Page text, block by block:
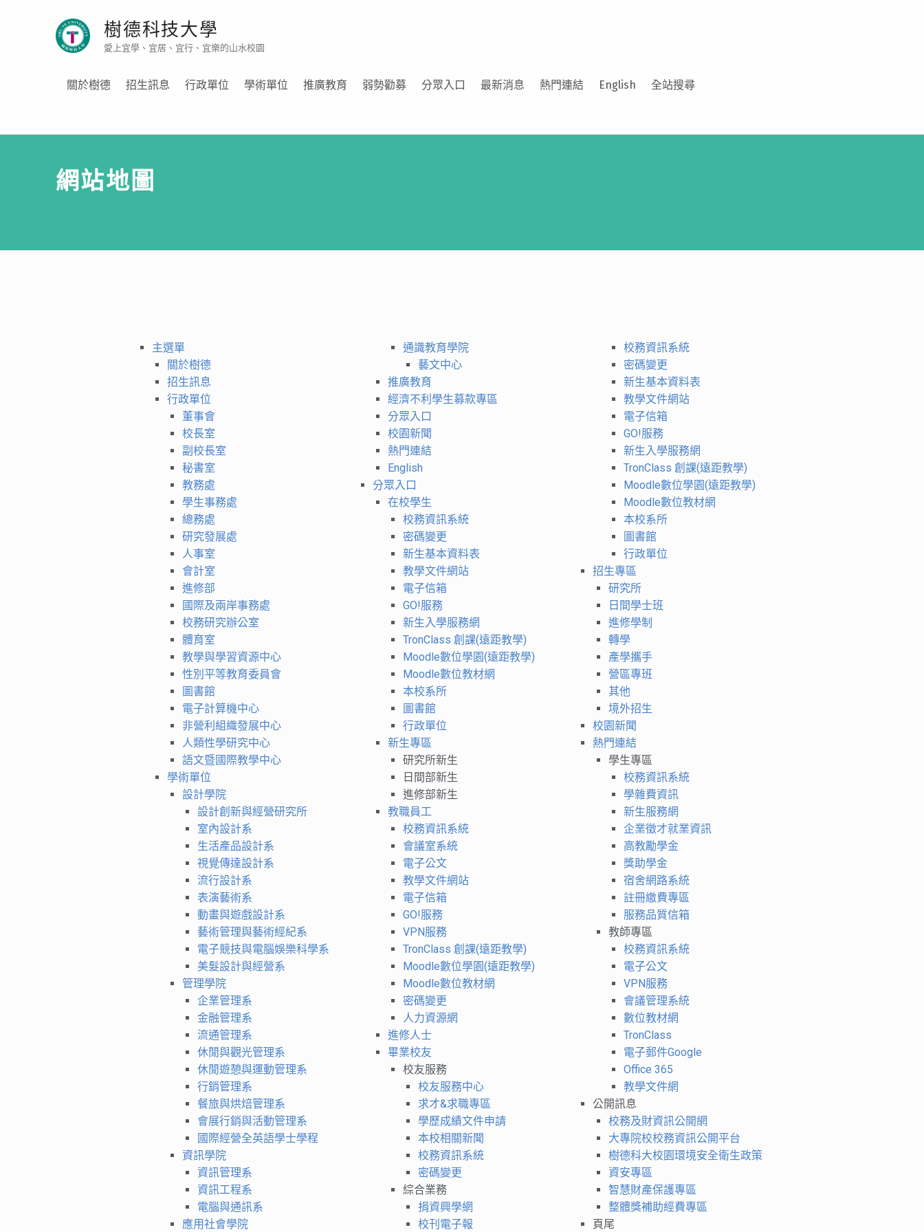
樹德科技大學
愛上宜學、宜居、宜行、宜樂的山水校園
關於樹德 招生訊息 行政單位 學術單位 推廣教育 弱勢勸募 分眾入口 最新消息 熱門連結 English 全站搜尋
網站地圖
主選單
關於樹德
招生訊息
行政單位
董事會
校長室
副校長室
秘書室
教務處
學生事務處
總務處
研究發展處
人事室
會計室
進修部
國際及兩岸事務處
校務研究辦公室
體育室
教學與學習資源中心
性別平等教育委員會
圖書館
電子計算機中心
非營利組織發展中心
人類性學研究中心
語文暨國際教學中心
學術單位
設計學院
設計創新與經營研究所
室內設計系
生活產品設計系
視覺傳達設計系
流行設計系
表演藝術系
動畫與遊戲設計系
藝術管理與藝術經紀系
電子競技與電腦娛樂科學系
美髮設計與經營系
管理學院
企業管理系
金融管理系
流通管理系
休閒與觀光管理系
休閒遊憩與運動管理系
行銷管理系
餐旅與烘焙管理系
會展行銷與活動管理系
國際經營全英語學士學程
資訊學院
資訊管理系
資訊工程系
電腦與通訊系
應用社會學院
通識教育學院
藝文中心
推廣教育
經濟不利學生募款專區
分眾入口
校園新聞
熱門連結
English
分眾入口
在校學生
校務資訊系統
密碼變更
新生基本資料表
教學文件網站
電子信箱
GO!服務
新生入學服務網
TronClass 創課(遠距教學)
Moodle數位學園(遠距教學)
Moodle數位教材網
本校系所
圖書館
行政單位
新生專區
研究所新生
日間部新生
進修部新生
教職員工
校務資訊系統
會議室系統
電子公文
教學文件網站
電子信箱
GO!服務
VPN服務
TronClass 創課(遠距教學)
Moodle數位學園(遠距教學)
Moodle數位教材網
密碼變更
人力資源網
進修人士
畢業校友
校友服務
校友服務中心
求才&求職專區
學歷成績文件申請
本校相關新聞
校務資訊系統
密碼變更
綜合業務
捐資興學網
校刊電子報
校務資訊系統
密碼變更
新生基本資料表
教學文件網站
電子信箱
GO!服務
新生入學服務網
TronClass 創課(遠距教學)
Moodle數位學園(遠距教學)
Moodle數位教材網
本校系所
圖書館
行政單位
招生專區
研究所
日間學士班
進修學制
轉學
產學攜手
營區專班
其他
境外招生
校園新聞
熱門連結
學生專區
校務資訊系統
學雜費資訊
新生服務網
企業徵才就業資訊
高教勵學金
獎助學金
宿舍網路系統
註冊繳費專區
服務品質信箱
教師專區
校務資訊系統
電子公文
VPN服務
會議管理系統
數位教材網
TronClass
電子郵件Google
Office 365
教學文件網
公開訊息
校務及財資訊公開網
大專院校校務資訊公開平台
樹德科大校園環境安全衛生政策
資安專區
智慧財產保護專區
整體獎補助經費專區
頁尾